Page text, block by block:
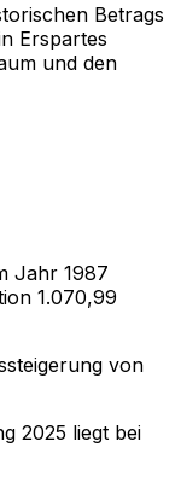
Betrags
Erspartes
und den
Jahr 1987
1.070,99
von
2025 liegt bei